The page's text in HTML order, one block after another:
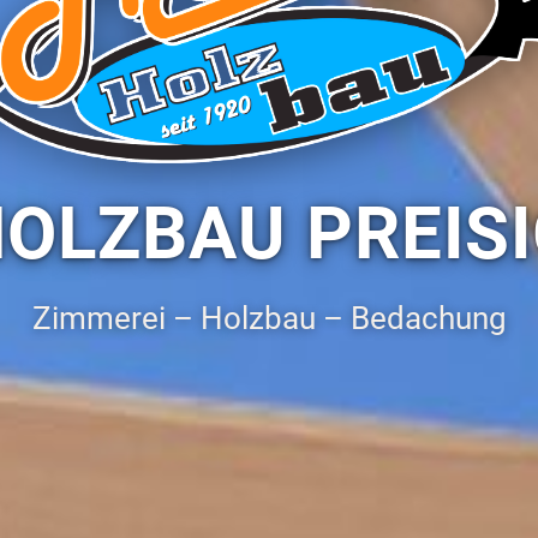
Zimmerei – Holzbau – Bedachung